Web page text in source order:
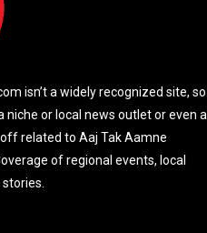
isn’t a widely recognized site, so
niche or local news outlet or even a
related to Aaj Tak Aamne
of regional events, local